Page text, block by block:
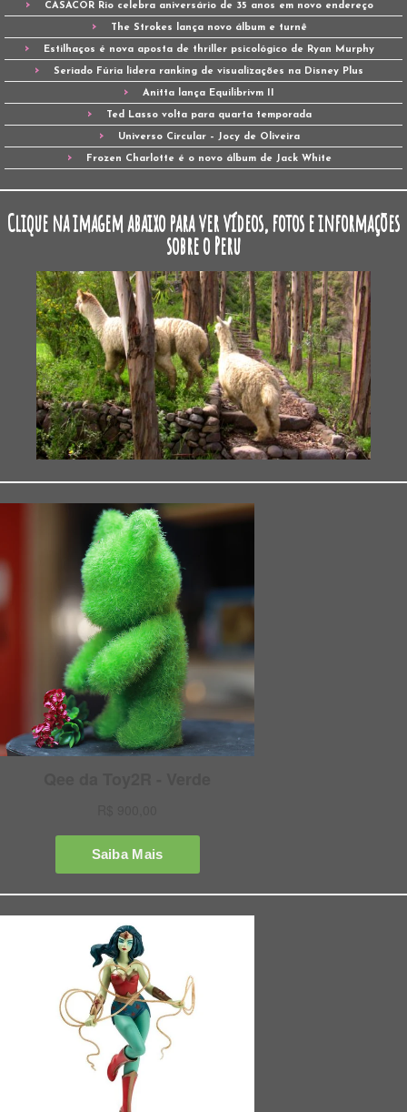
CASACOR Rio celebra aniversário de 35 anos em novo endereço
The Strokes lança novo álbum e turnê
Estilhaços é nova aposta de thriller psicológico de Ryan Murphy
Seriado Fúria lidera ranking de visualizações na Disney Plus
Anitta lança Equilibrivm II
Ted Lasso volta para quarta temporada
Universo Circular – Jocy de Oliveira
Frozen Charlotte é o novo álbum de Jack White
Clique na imagem abaixo para ver vídeos, fotos e informações
sobre o Peru